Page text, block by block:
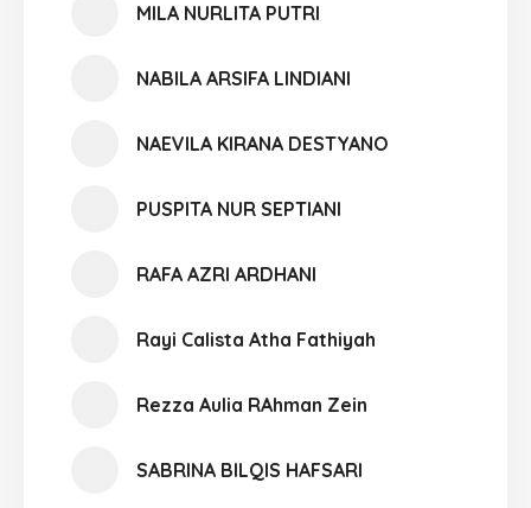
MILA NURLITA PUTRI
NABILA ARSIFA LINDIANI
NAEVILA KIRANA DESTYANO
PUSPITA NUR SEPTIANI
RAFA AZRI ARDHANI
Rayi Calista Atha Fathiyah
Rezza Aulia RAhman Zein
SABRINA BILQIS HAFSARI